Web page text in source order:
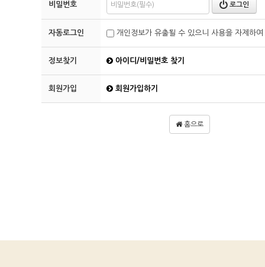
비밀번호 로그인
자동로그인 개인정보가 유출될 수 있으니 사용을 자제하
정보찾기 아이디/비밀번호 찾기
회원가입 회원가입하기
홈으로